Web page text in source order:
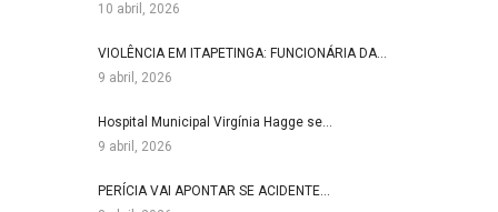
10 abril, 2026
VIOLÊNCIA EM ITAPETINGA: FUNCIONÁRIA DA…
9 abril, 2026
Hospital Municipal Virgínia Hagge se…
9 abril, 2026
PERÍCIA VAI APONTAR SE ACIDENTE…